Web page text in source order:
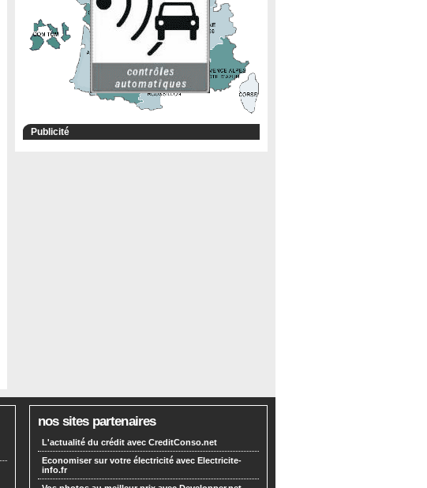
Publicité
nos sites partenaires
L'actualité du crédit avec CreditConso.net
Economiser sur votre électricité avec Electricite-
info.fr